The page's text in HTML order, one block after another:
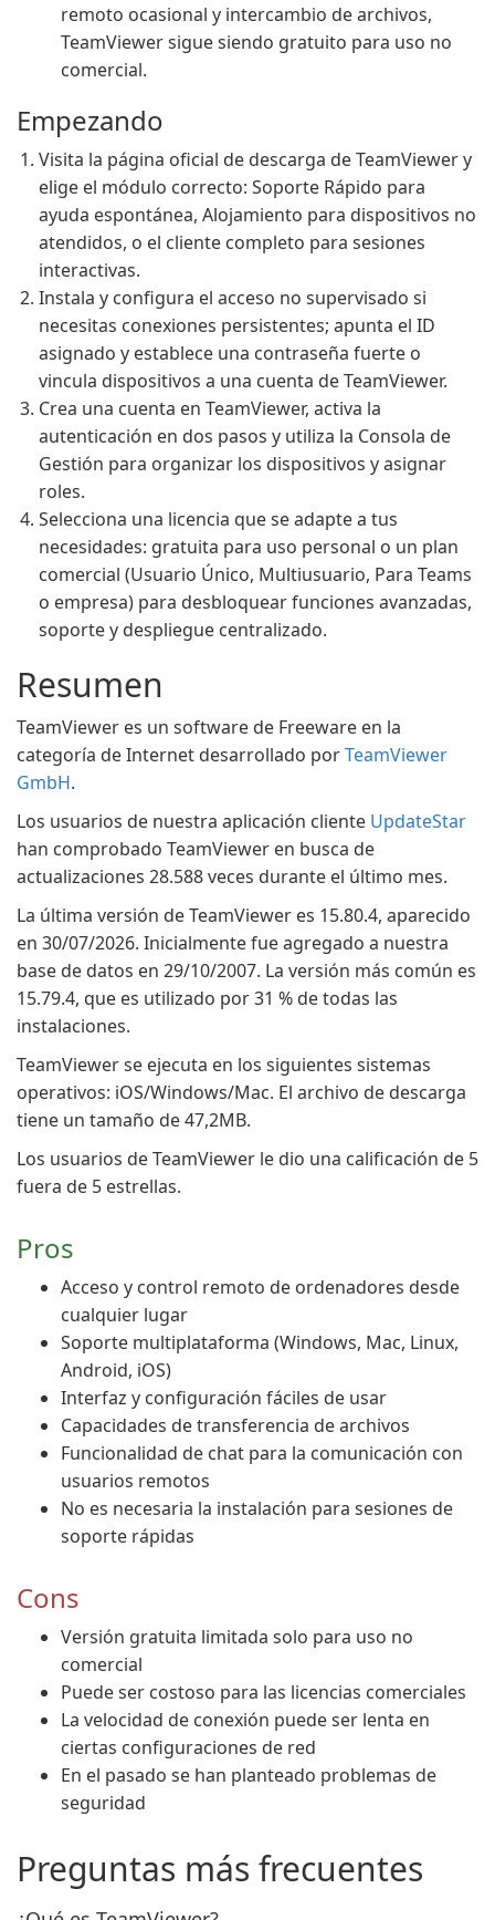
remoto ocasional y intercambio de archivos,
TeamViewer sigue siendo gratuito para uso no
comercial.
Empezando
Visita la página oficial de descarga de TeamViewer y
elige el módulo correcto: Soporte Rápido para
ayuda espontánea, Alojamiento para dispositivos no
atendidos, o el cliente completo para sesiones
interactivas.
Instala y configura el acceso no supervisado si
necesitas conexiones persistentes; apunta el ID
asignado y establece una contraseña fuerte o
vincula dispositivos a una cuenta de TeamViewer.
Crea una cuenta en TeamViewer, activa la
autenticación en dos pasos y utiliza la Consola de
Gestión para organizar los dispositivos y asignar
roles.
Selecciona una licencia que se adapte a tus
necesidades: gratuita para uso personal o un plan
comercial (Usuario Único, Multiusuario, Para Teams
o empresa) para desbloquear funciones avanzadas,
soporte y despliegue centralizado.
Resumen
TeamViewer es un software de Freeware en la
categoría de Internet desarrollado porTeamViewer
GmbH.
Los usuarios de nuestra aplicación cliente UpdateStar
han comprobado TeamViewer en busca de
actualizaciones 28.588 veces durante el último mes.
La última versión de TeamViewer es 15.80.4, aparecido
en 30/07/2026. Inicialmente fue agregado a nuestra
base de datos en 29/10/2007. La versión más común es
15.79.4, que es utilizado por 31 % de todas las
instalaciones.
TeamViewer se ejecuta en los siguientes sistemas
operativos: iOS/Windows/Mac. El archivo de descarga
tiene un tamaño de 47,2MB.
Los usuarios de TeamViewer le dio una calificación de 5
fuera de 5 estrellas.
Pros
Acceso y control remoto de ordenadores desde
cualquier lugar
Soporte multiplataforma (Windows, Mac, Linux,
Android, iOS)
Interfaz y configuración fáciles de usar
Capacidades de transferencia de archivos
Funcionalidad de chat para la comunicación con
usuarios remotos
No es necesaria la instalación para sesiones de
soporte rápidas
Cons
Versión gratuita limitada solo para uso no
comercial
Puede ser costoso para las licencias comerciales
La velocidad de conexión puede ser lenta en
ciertas configuraciones de red
En el pasado se han planteado problemas de
seguridad
Preguntas más frecuentes